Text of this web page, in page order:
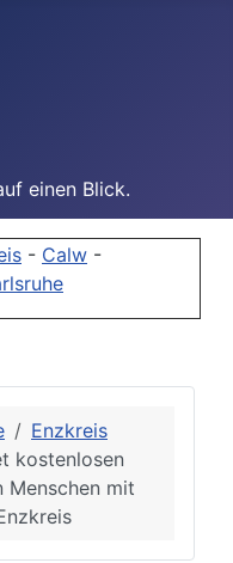
einen Blick.
- Calw -
Enzkreis
kostenlosen
Menschen mit